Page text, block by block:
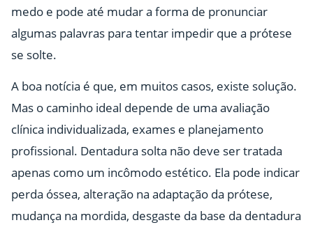
medo e pode até mudar a forma de pronunciar
algumas palavras para tentar impedir que a prótese
se solte.
A boa notícia é que, em muitos casos, existe solução.
Mas o caminho ideal depende de uma avaliação
clínica individualizada, exames e planejamento
profissional. Dentadura solta não deve ser tratada
apenas como um incômodo estético. Ela pode indicar
perda óssea, alteração na adaptação da prótese,
mudança na mordida, desgaste da base da dentadura